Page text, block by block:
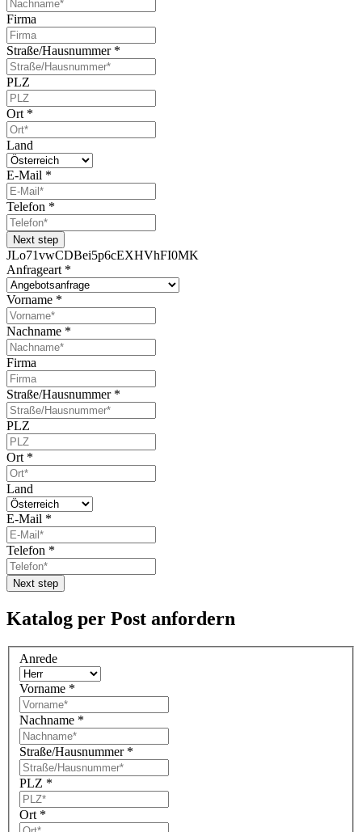
Firma
Straße/Hausnummer *
PLZ
Ort *
Land
E-Mail *
Telefon *
Next step
JLo71vwCDBei5p6cEXHVhFI0MK
Anfrageart *
Vorname *
Nachname *
Firma
Straße/Hausnummer *
PLZ
Ort *
Land
E-Mail *
Telefon *
Next step
Katalog per Post anfordern
Anrede
Vorname *
Nachname *
Straße/Hausnummer *
PLZ *
Ort *